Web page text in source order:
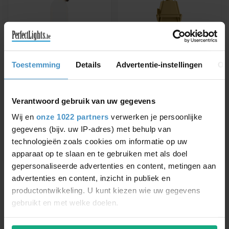
Toestemming Details Advertentie-instellingen
Verantwoord gebruik van uw gegevens
Wij en onze 1022 partners verwerken je persoonlijke
gegevens (bijv. uw IP-adres) met behulp van
technologieën zoals cookies om informatie op uw
apparaat op te slaan en te gebruiken met als doel
gepersonaliseerde advertenties en content, metingen aan
advertenties en content, inzicht in publiek en
productontwikkeling. U kunt kiezen wie uw gegevens
gebruikt en met welke doelen.
Als u het toestaat, willen we ook graag:
WEVER & DUCRÉ
Wever & Ducré - 210363B2
€136,70
WEVER & DUCRÉ
Available in white - black -
gold
€11,37 €10,01
-17%
NEW